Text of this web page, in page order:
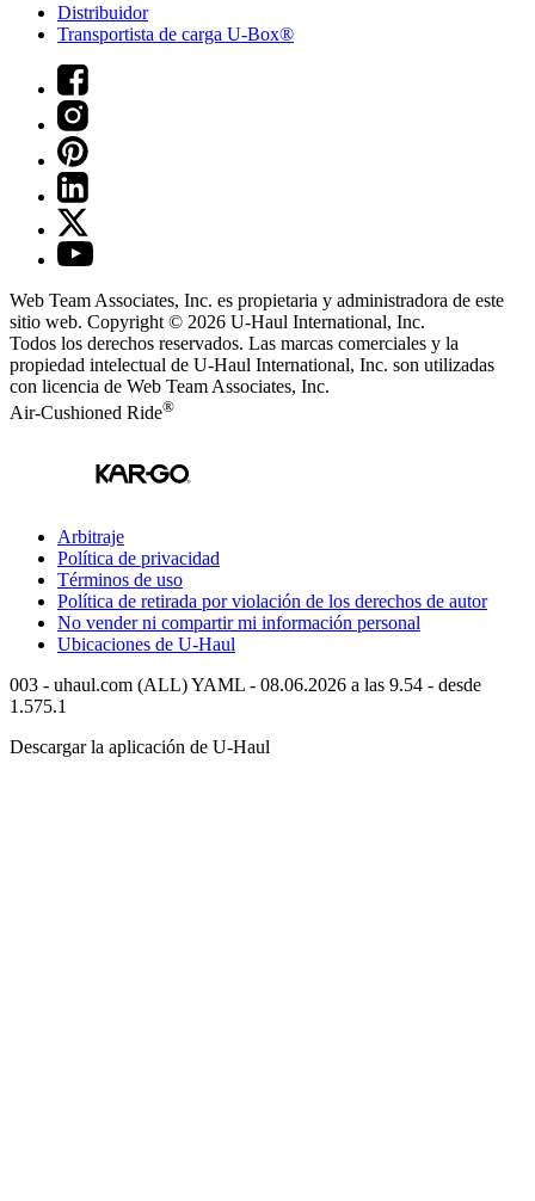
Distribuidor
Transportista de carga U-Box®
Web Team Associates, Inc. es propietaria y administradora de este
sitio web. Copyright © 2026 U-Haul International, Inc.
Todos los derechos reservados. Las marcas comerciales y la
propiedad intelectual de U-Haul International, Inc. son utilizadas
con licencia de Web Team Associates, Inc.
Air-Cushioned Ride®
Arbitraje
Política de privacidad
Términos de uso
Política de retirada por violación de los derechos de autor
No vender ni compartir mi información personal
Ubicaciones de U-Haul
003 - uhaul.com (ALL) YAML - 08.06.2026 a las 9.54 - desde
1.575.1
Descargar la aplicación de U-Haul